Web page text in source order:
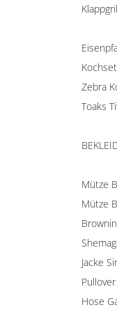
Zebra
Toaks
Mütze
Mütze
Jacke
Hose